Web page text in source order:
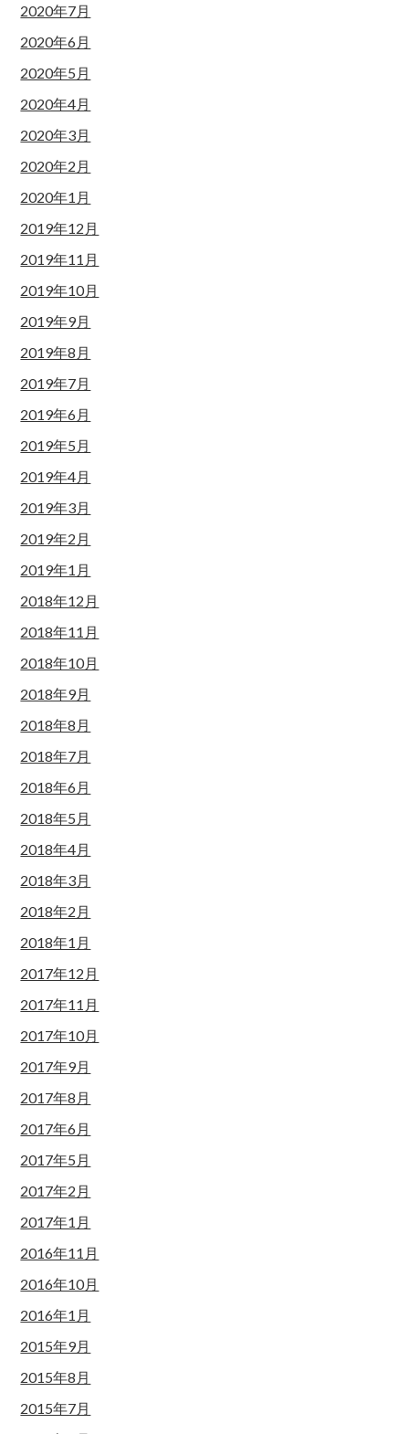
2020年7月
2020年6月
2020年5月
2020年4月
2020年3月
2020年2月
2020年1月
2019年12月
2019年11月
2019年10月
2019年9月
2019年8月
2019年7月
2019年6月
2019年5月
2019年4月
2019年3月
2019年2月
2019年1月
2018年12月
2018年11月
2018年10月
2018年9月
2018年8月
2018年7月
2018年6月
2018年5月
2018年4月
2018年3月
2018年2月
2018年1月
2017年12月
2017年11月
2017年10月
2017年9月
2017年8月
2017年6月
2017年5月
2017年2月
2017年1月
2016年11月
2016年10月
2016年1月
2015年9月
2015年8月
2015年7月